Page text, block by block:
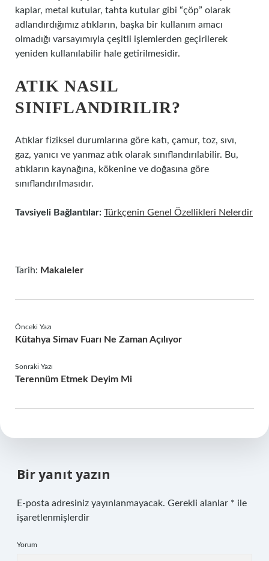
kaplar, metal kutular, tahta kutular gibi “çöp” olarak
adlandırdığımız atıkların, başka bir kullanım amacı
olmadığı varsayımıyla çeşitli işlemlerden geçirilerek
yeniden kullanılabilir hale getirilmesidir.
ATIK NASIL
SINIFLANDIRILIR?
Atıklar fiziksel durumlarına göre katı, çamur, toz, sıvı,
gaz, yanıcı ve yanmaz atık olarak sınıflandırılabilir. Bu,
atıkların kaynağına, kökenine ve doğasına göre
sınıflandırılmasıdır.
Tavsiyeli Bağlantılar: Türkçenin Genel Özellikleri Nelerdir
Tarih: Makaleler
Önceki Yazı
Kütahya Simav Fuarı Ne Zaman Açılıyor
Sonraki Yazı
Terennüm Etmek Deyim Mi
Bir yanıt yazın
E-posta adresiniz yayınlanmayacak. Gerekli alanlar * ile
işaretlenmişlerdir
Yorum